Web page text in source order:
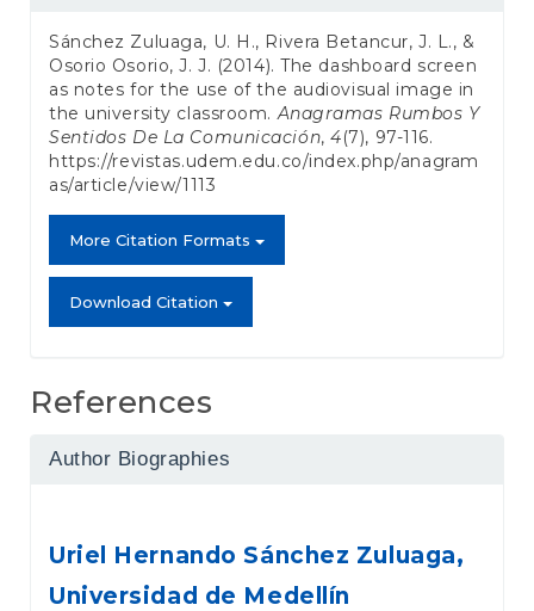
Sánchez Zuluaga, U. H., Rivera Betancur, J. L., &
Osorio Osorio, J. J. (2014). The dashboard screen
as notes for the use of the audiovisual image in
the university classroom.Anagramas Rumbos Y
Sentidos De La Comunicación,4(7), 97-116.
https://revistas.udem.edu.co/index.php/anagram
as/article/view/1113
More Citation Formats
Download Citation
References
Author Biographies
Uriel Hernando Sánchez Zuluaga,
Universidad de Medellín